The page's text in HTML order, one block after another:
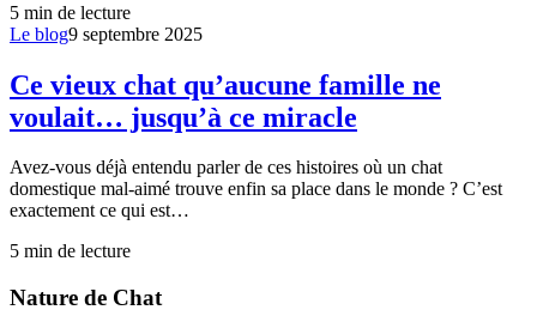
5 min de lecture
Le blog9 septembre 2025
Ce vieux chat qu’aucune famille ne
voulait… jusqu’à ce miracle
Avez-vous déjà entendu parler de ces histoires où un chat
domestique mal-aimé trouve enfin sa place dans le monde ? C’est
exactement ce qui est…
5 min de lecture
Nature de Chat